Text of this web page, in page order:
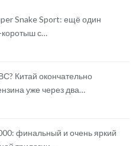
Snake Sport: ещё один
коротыш с…
Китай окончательно
уже через два…
финальный и очень яркий